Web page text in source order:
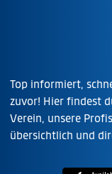
Top informiert,
zuvor! Hier findest
Verein, unsere
übersichtlich und